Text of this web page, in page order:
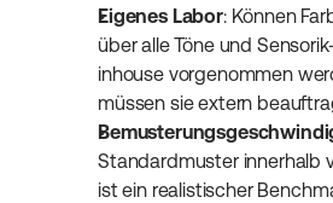
Eigenes Labor: Können
über alle Töne und
inhouse vorgenommen
müssen sie extern
Standardmuster innerhalb
ist ein realistischer